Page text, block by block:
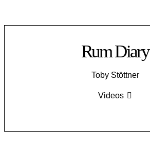
Rum Diary
Toby Stöttner
Videos